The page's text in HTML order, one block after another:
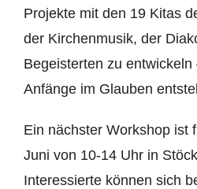
Projekte mit den 19 Kitas
der Kirchenmusik, der
Begeisterten zu
Anfänge im Glauben
Ein nächster Workshop ist
Juni von 10-14 Uhr in
Interessierte können sich